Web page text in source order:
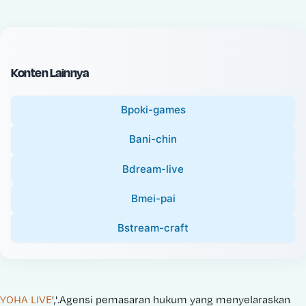
c
e
Konten Lainnya
Bpoki-games
Bani-chin
Bdream-live
Bmei-pai
Bstream-craft
YOHA LIVE','.Agensi pemasaran hukum yang menyelaraskan